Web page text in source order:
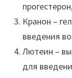
Кранон –
введения
Лютеин –
для